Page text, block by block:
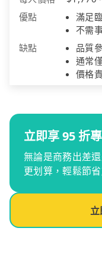
優點
滿足
不需
缺點
品質
通常
價格
立即享 95 折
無論是商務出差
更划算，輕鬆節省
立